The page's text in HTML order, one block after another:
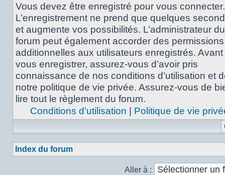
Vous devez être enregistré pour vous connecter.
L’enregistrement ne prend que quelques
et augmente vos possibilités. L’administrateur du
forum peut également accorder des permissions
additionnelles aux utilisateurs enregistrés.
vous enregistrer, assurez-vous d’avoir pris
connaissance de nos conditions d’utilisation et
notre politique de vie privée. Assurez-vous de
lire tout le règlement du forum.
Conditions d’utilisation | Politique de vie
Index du forum
Aller à :